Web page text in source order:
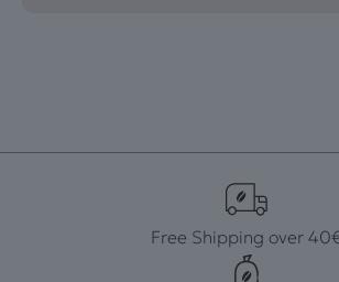
Free Shipping over